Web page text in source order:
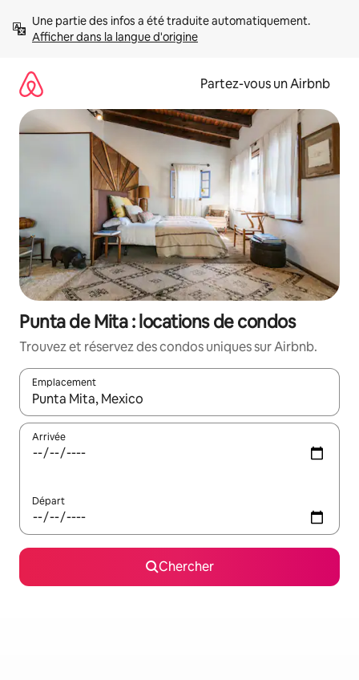
directement
Afficher dans la langue d'origine
Partez-vous un Airbnb
Punta de Mita : locations de condos
Trouvez et réservez des condos uniques sur Airbnb.
Emplacement
Quand les résultats sont affichés, parcourez-les en utilisant
Arrivée
Départ
Chercher